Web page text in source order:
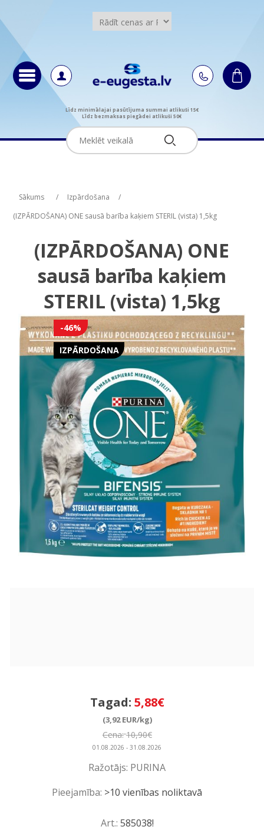
Līdz minimālajai pasūtījuma summai atlikuši 15€
Līdz bezmaksas piegādei atlikuši 50€
Sākums / Izpārdošana
/
(IZPĀRDOŠANA) ONE sausā barība kaķiem STERIL (vista) 1,5kg
(IZPĀRDOŠANA) ONE
sausā barība kaķiem
STERIL (vista) 1,5kg
IZPĀRDOŠANA
-46%
Tagad: 5,88€
(3,92 EUR/kg)
Cena: 10,90€
01.08.2026 - 31.08.2026
Ražotājs: PURINA
Pieejamība: >10 vienības noliktavā
Art.: 585038!